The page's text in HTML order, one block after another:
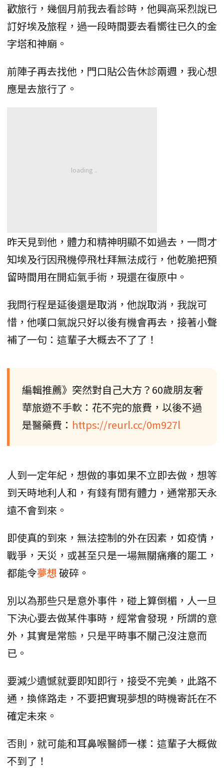
歡旅行，幾個月前我去看診時，他興高采烈說已
訂好埃及旅程，過一段時間要去看嚮往已久的金
字塔和神廟。
前陣子再去找他，門口貼公告休診兩週，我心想
應是去旅行了。
昨天見到他，體力和精神明顯不如過去，一問才
知埃及行因飛機停飛杜拜無法成行，他乾脆把預
留時間用在開疝氣手術，現還在復原中。
我問行程是延後還是取消，他說取消，我說可
惜，他嘆口氣說只好以後有機會再去，接著小聲
補了一句：這輩子大概去不了了！
編輯推薦》突然對自己大方？60歲朋友奢
華旅遊不手軟：花不完的旅費，以後不過
是醫藥費： https://reurl.cc/0m927l
人到一定年紀，想做的事如果不立即去做，想等
到天時地利人和，有錢有閒有體力，通常那天永
遠不會到來。
即使真的到來，無法控制的外在因素，如疫情，
戰爭，天災，或甚至只是一場無關痛癢的罷工，
都能令夢想破碎。
別以為那些只是意外事件，碰上算倒楣，人一旦
下決心要去做某件事時，經常會發現，所謂的意
外，其實是常態，只是平時事不關己沒注意而
已。
要減少遺憾就要即知即行，接受不完美，此路不
通，換條路走，不要把實現夢想的時機寄託在不
確定未來。
否則，就可能和耳鼻喉醫師一樣：這輩子大概做
不到了！